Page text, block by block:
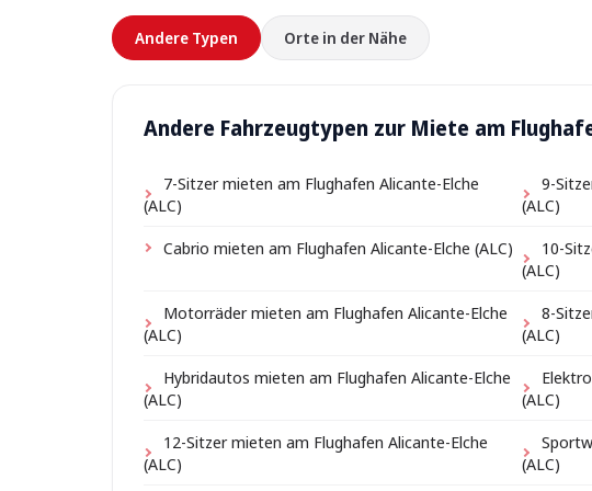
Andere Typen Orte in der Nähe
Andere Fahrzeugtypen zur Miete am
7-Sitzer mieten am Flughafen Alicante-Elche
(ALC)
9-
(ALC)
Cabrio mieten am Flughafen Alicante-Elche (ALC)
10-
(ALC)
Motorräder mieten am Flughafen Alicante-Elche
(ALC)
8-
(ALC)
Hybridautos mieten am Flughafen Alicante-Elche
(ALC)
(ALC)
12-Sitzer mieten am Flughafen Alicante-Elche
(ALC)
(ALC)